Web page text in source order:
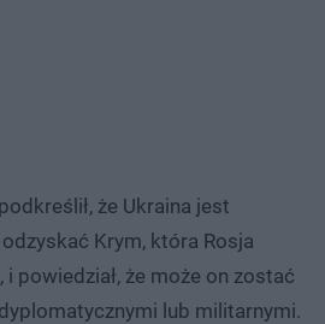
że Ukraina jest
Krym, która Rosja
i powiedział, że może on zostać
lub militarnymi.